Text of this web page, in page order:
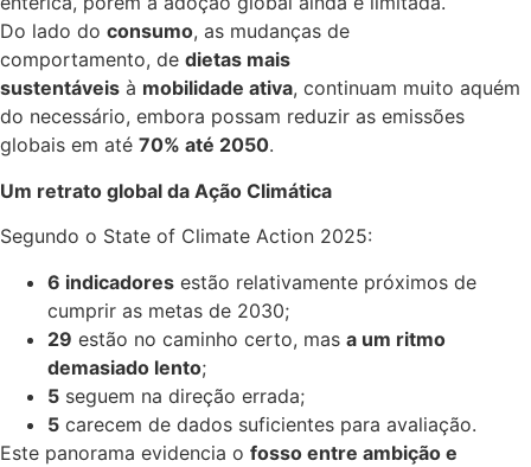
Do lado do consumo, as mudanças de
comportamento, de dietas mais
sustentáveis à mobilidade ativa, continuam muito aquém
do necessário, embora possam reduzir as emissões
globais em até 70% até 2050.
Um retrato global da Ação Climática
Segundo o State of Climate Action 2025:
6 indicadores estão relativamente próximos de
cumprir as metas de 2030;
29 estão no caminho certo, mas a um ritmo
demasiado lento;
5 seguem na direção errada;
5 carecem de dados suficientes para avaliação.
Este panorama evidencia o fosso entre ambição e